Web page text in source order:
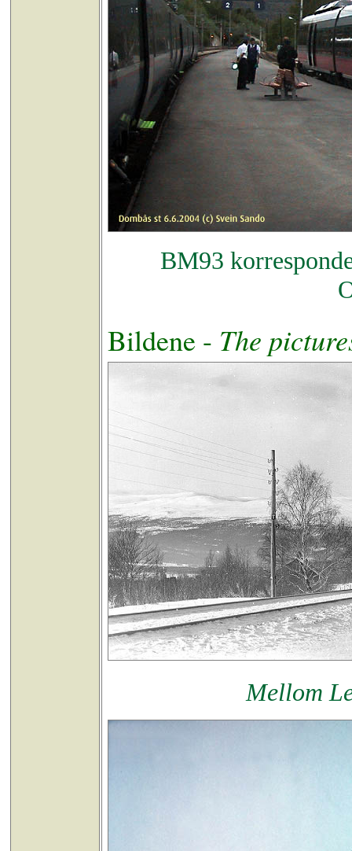
BM93
Bildene - The
Mellom